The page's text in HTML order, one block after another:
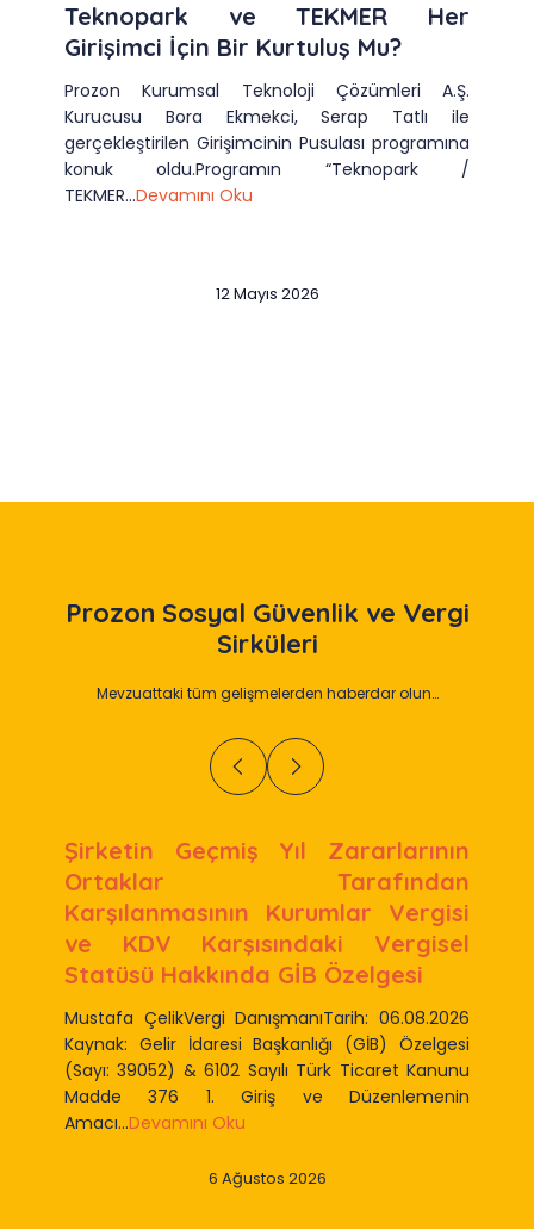
Teknopark ve TEKMER Her
Girişimci İçin Bir Kurtuluş Mu?
Prozon Kurumsal Teknoloji Çözümleri A.Ş.
Kurucusu Bora Ekmekci, Serap Tatlı ile
gerçekleştirilen Girişimcinin Pusulası programına
konuk oldu.Programın “Teknopark /
TEKMER...Devamını Oku
12 Mayıs 2026
Prozon Sosyal Güvenlik ve Vergi
Sirküleri
Mevzuattaki tüm gelişmelerden haberdar olun…
Şirketin Geçmiş Yıl Zararlarının
Ortaklar Tarafından
Karşılanmasının Kurumlar Vergisi
ve KDV Karşısındaki Vergisel
Statüsü Hakkında GİB Özelgesi
Mustafa ÇelikVergi DanışmanıTarih: 06.08.2026
Kaynak: Gelir İdaresi Başkanlığı (GİB) Özelgesi
(Sayı: 39052) & 6102 Sayılı Türk Ticaret Kanunu
Madde 376 1. Giriş ve Düzenlemenin
Amacı...Devamını Oku
6 Ağustos 2026